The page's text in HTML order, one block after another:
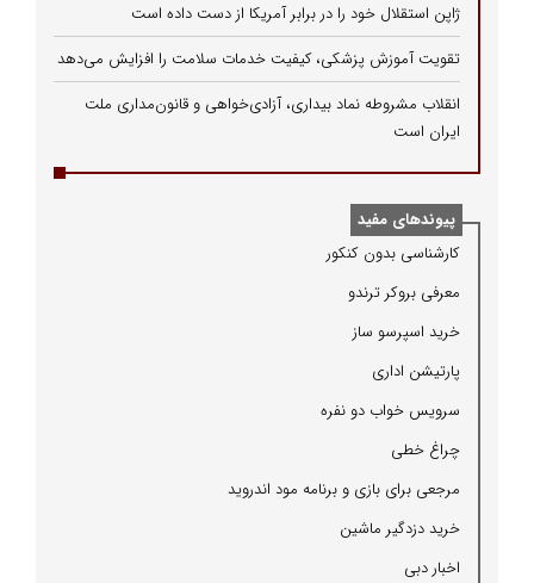
ژاپن استقلال خود را در برابر آمریکا از دست داده است
تقویت آموزش پزشکی، کیفیت خدمات سلامت را افزایش می‌دهد
انقلاب مشروطه نماد بیداری، آزادی‌خواهی و قانون‌مداری ملت
ایران است
پیوندهای مفید
كارشناسی بدون كنكور
معرفی بروكر ترندو
خرید اسپرسو ساز
پارتیشن اداری
سرویس خواب دو نفره
چراغ خطی
مرجعی برای بازی و برنامه مود اندروید
خرید دزدگیر ماشین
اخبار دبی